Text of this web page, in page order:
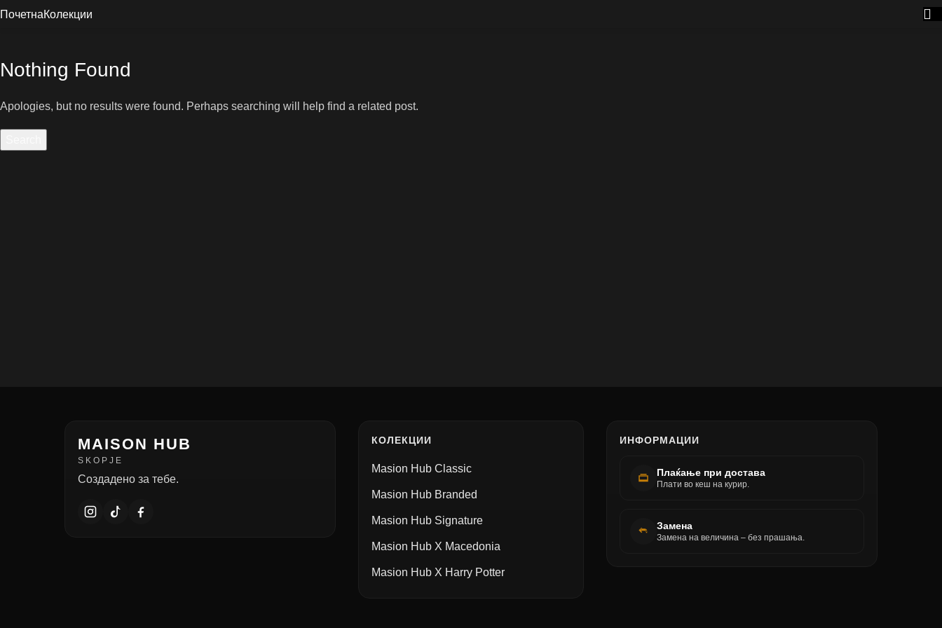
ПочетнаКолекции
Nothing Found
Apologies, but no results were found. Perhaps searching will help find a related post.
MAISON HUB
SKOPJE
Создадено за тебе.
КОЛЕКЦИИ
Masion Hub Classic
Masion Hub Branded
Masion Hub Signature
Masion Hub X Macedonia
Masion Hub X Harry Potter
ИНФОРМАЦИИ
Плаќање при достава
Плати во кеш на курир.
Замена
Замена на величина – без прашања.